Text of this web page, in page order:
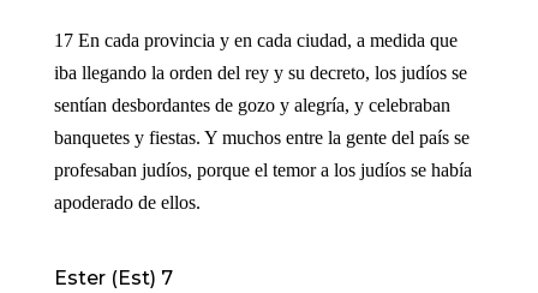
17 En cada provincia y en cada ciudad, a medida que
iba llegando la orden del rey y su decreto, los judíos se
sentían desbordantes de gozo y alegría, y celebraban
banquetes y fiestas. Y muchos entre la gente del país se
profesaban judíos, porque el temor a los judíos se había
apoderado de ellos.
Ester (Est) 7